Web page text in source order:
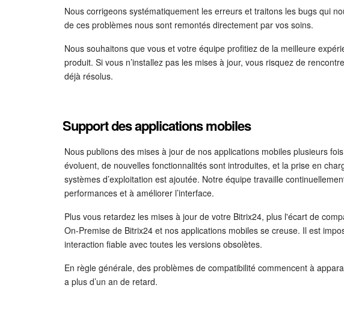
Nous corrigeons systématiquement les erreurs et traitons les bugs qui
de ces problèmes nous sont remontés directement par vos soins.
Nous souhaitons que vous et votre équipe profitiez de la meilleure
produit. Si vous n’installez pas les mises à jour, vous risquez de
déjà résolus.
Support des applications mobiles
Nous publions des mises à jour de nos applications mobiles plusieurs
évoluent, de nouvelles fonctionnalités sont introduites, et la prise en
systèmes d’exploitation est ajoutée. Notre équipe travaille
performances et à améliorer l’interface.
Plus vous retardez les mises à jour de votre Bitrix24, plus l'écart de
On-Premise de Bitrix24 et nos applications mobiles se creuse. Il est
interaction fiable avec toutes les versions obsolètes.
En règle générale, des problèmes de compatibilité commencent à
a plus d’un an de retard.